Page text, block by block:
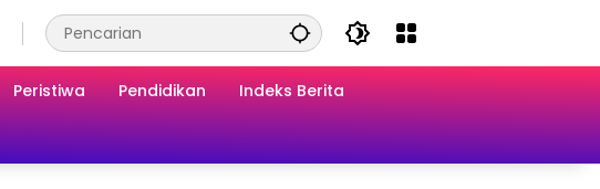
Peristiwa Pendidikan Indeks Berita